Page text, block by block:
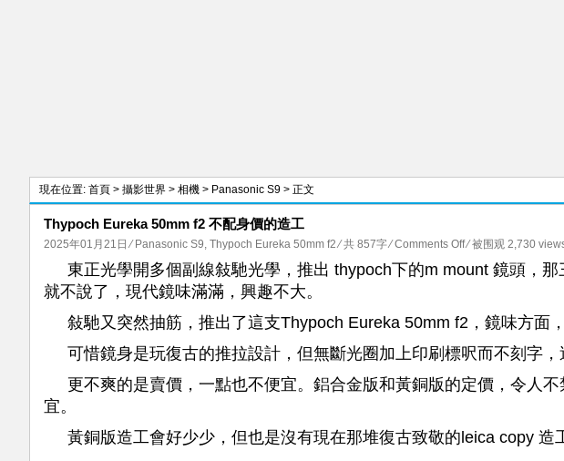
現在位置: 首頁 > 攝影世界 > 相機 > Panasonic S9 > 正文
Thypoch Eureka 50mm f2 不配身價的造工
2025年01月21日 ⁄ Panasonic S9, Thypoch Eureka 50mm f2⁄ 共 857字⁄Comments Offon
Thypoch
f2
不
配
身
造
⁄ 被围观 2,730
東正光學開多個副線敍馳光學，推出 thypoch下的m mount 鏡頭，
就不說了，現代鏡味滿滿，興趣不大。
敍馳又突然抽筋，推出了這支Thypoch Eureka 50mm f2，鏡味方面
可惜鏡身是玩復古的推拉設計，但無斷光圈加上印刷標呎而不刻字，
更不爽的是賣價，一點也不便宜。鋁合金版和黃銅版的定價，令人
宜。
黃銅版造工會好少少，但也是沒有現在那堆復古致敬的leica copy 造